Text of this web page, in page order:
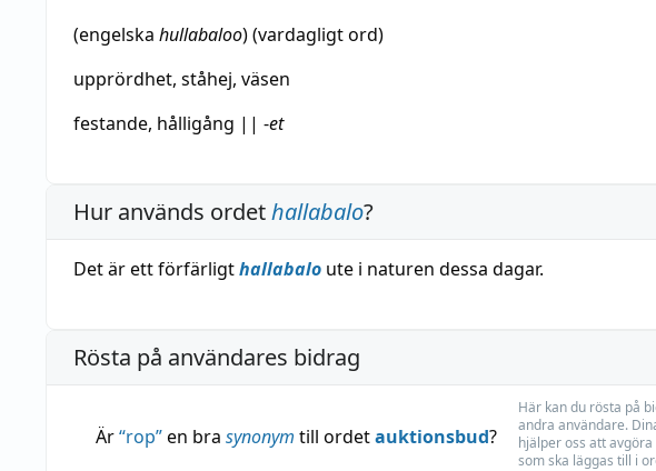
(engelska hullabaloo) (vardagligt ord)
upprördhet, ståhej, väsen
festande, hålligång || -et
Hur används ordethallabalo?
Det är ett förfärligthallabalo ute i naturen dessa dagar.
Rösta på användares bidrag
Är“rop”en bra synonym till ordetauktionsbud?
Här kan du rösta på
andra användare.
hjälper oss att
som ska läggas till i